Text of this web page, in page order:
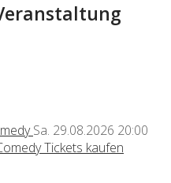
Sa. 29.08.2026 20:00
Tickets kaufen